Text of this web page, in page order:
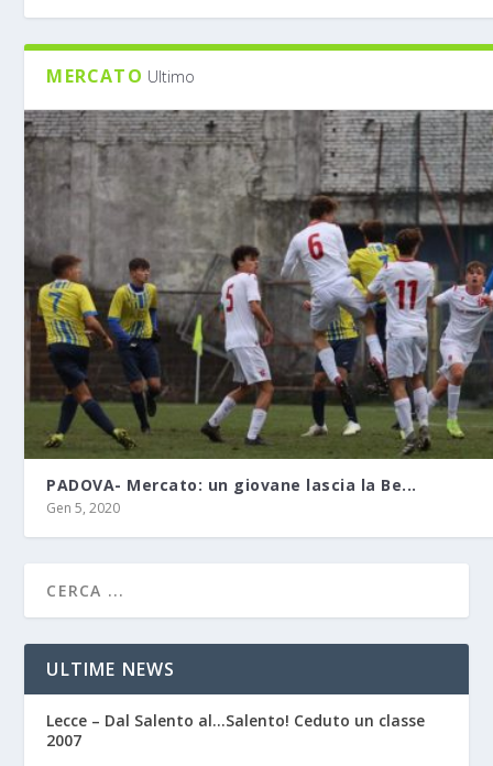
MERCATO Ultimo
PADOVA- Mercato: un giovane lascia la Be...
Gen 5, 2020
ULTIME NEWS
Lecce – Dal Salento al…Salento! Ceduto un classe
2007